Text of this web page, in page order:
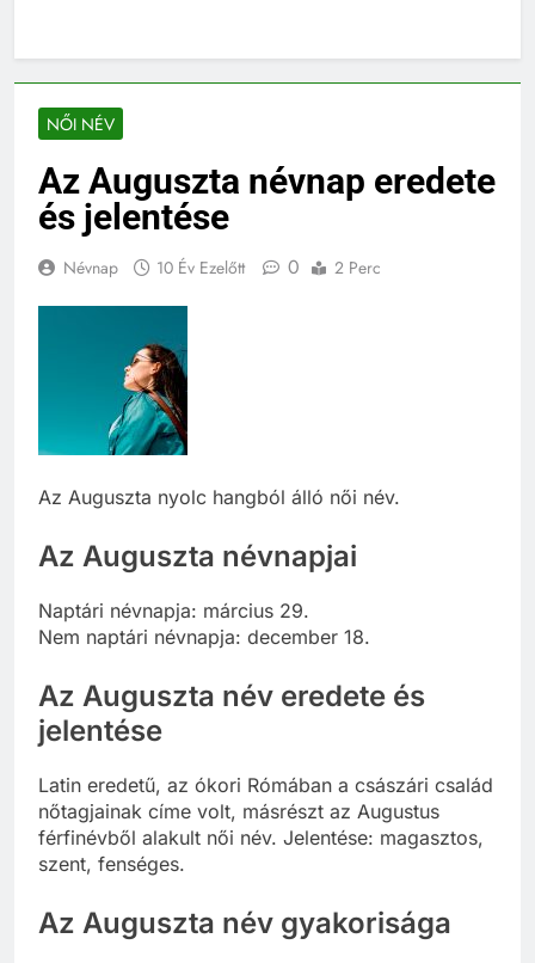
NŐI NÉV
Az Auguszta névnap eredete
és jelentése
Névnap 10 Év Ezelőtt 0 2 Perc
Az Auguszta nyolc hangból álló női név.
Az Auguszta névnapjai
Naptári névnapja: március 29.
Nem naptári névnapja: december 18.
Az Auguszta név eredete és
jelentése
Latin eredetű, az ókori Rómában a császári család
nőtagjainak címe volt, másrészt az Augustus
férfinévből alakult női név. Jelentése: magasztos,
szent, fenséges.
Az Auguszta név gyakorisága